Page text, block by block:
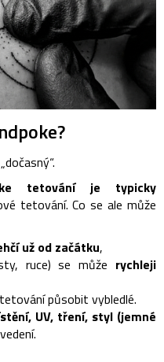
tetování je typicky
tetování. Co se ale může
už od začátku,
ruce) se může rychleji
působit vybledlé.
UV, tření, styl (jemné